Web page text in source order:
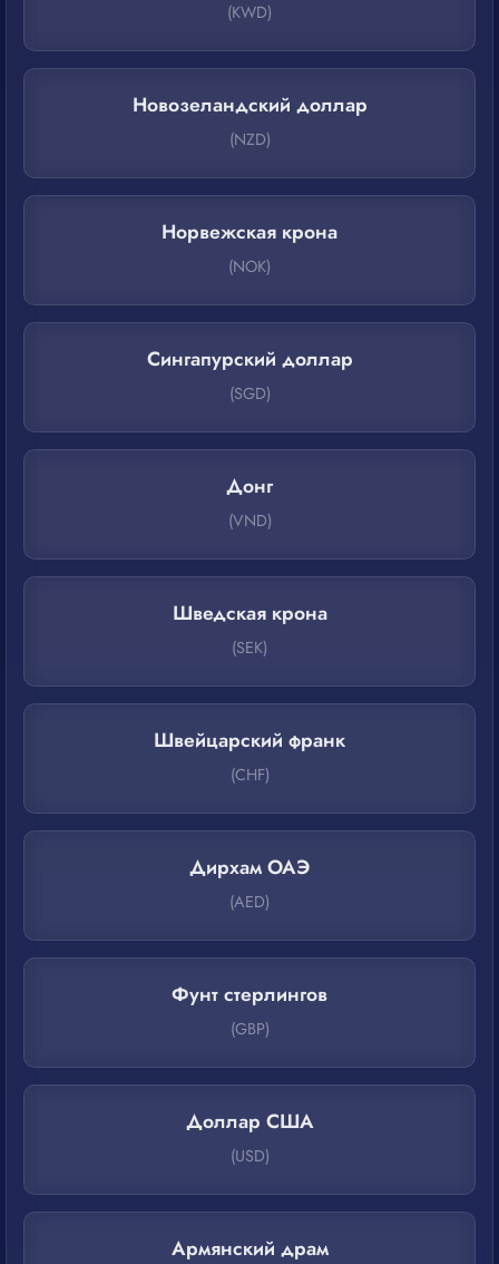
(KWD)
Новозеландский доллар
(NZD)
Норвежская крона
(NOK)
Сингапурcкий доллар
(SGD)
Донг
(VND)
Шведская крона
(SEK)
Швейцарский франк
(CHF)
Дирхам ОАЭ
(AED)
Фунт стерлингов
(GBP)
Доллар США
(USD)
Армянский драм